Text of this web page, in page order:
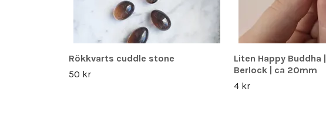
Rökkvarts cuddle stone
50 kr
Liten Happy Buddha
Berlock | ca 20mm
4 kr